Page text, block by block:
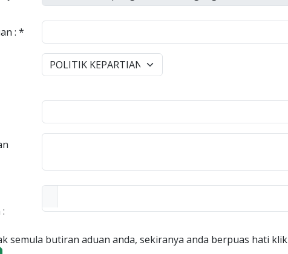
: *
semula butiran aduan anda, sekiranya anda berpuas hati klik